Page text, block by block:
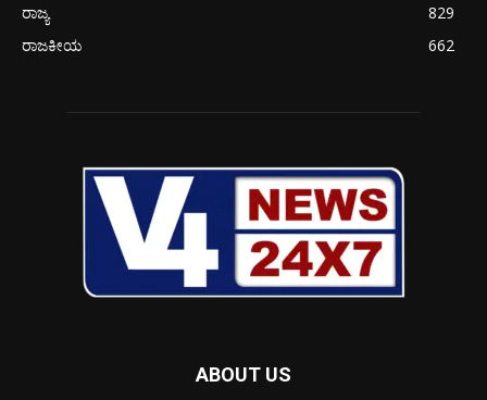
ರಾಜ್ಯ
829
ರಾಜಕೀಯ
662
ABOUT US